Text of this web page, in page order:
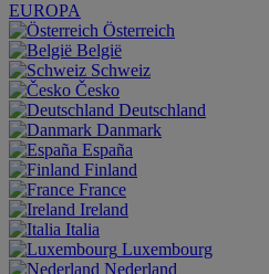
EUROPA
Österreich
België
Schweiz
Česko
Deutschland
Danmark
España
Finland
France
Ireland
Italia
Luxembourg
Nederland